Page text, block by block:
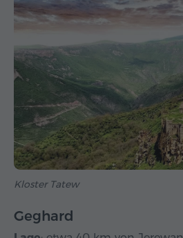
Kloster Tatew
Geghard